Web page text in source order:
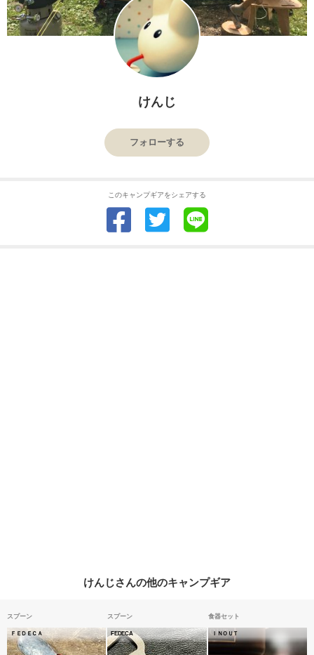
けんじ
フォローする
このキャンプギアをシェアする
けんじさんの他のキャンプギア
スプーン
ＦＥＤＥＣＡ
スプーン
FEDECA
食器セット
ＩＮＯＵＴ